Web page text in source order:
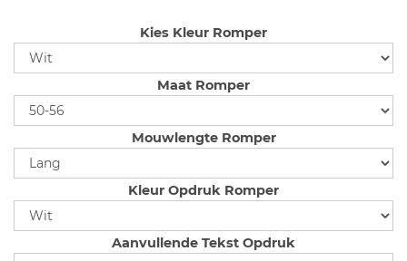
Kies Kleur Romper
Maat Romper
Mouwlengte Romper
Kleur Opdruk Romper
Aanvullende Tekst Opdruk